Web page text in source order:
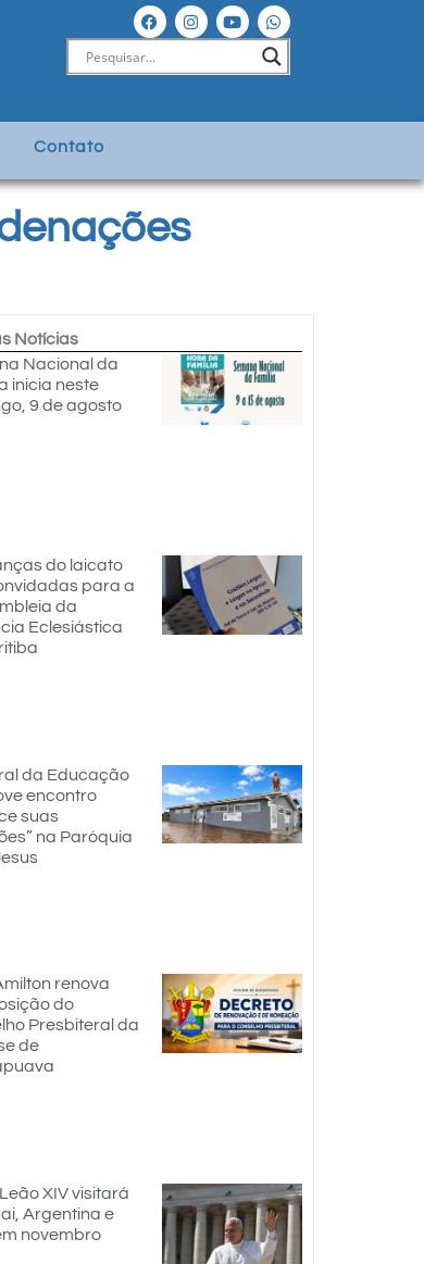
Contato
Notícias
Nacional da
inicia neste
9 de agosto
do laicato
para a
da
Eclesiástica
da Educação
encontro
suas
na Paróquia
renova
do
Presbiteral da
de
XIV visitará
Argentina e
novembro